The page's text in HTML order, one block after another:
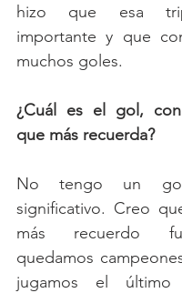
hizo que esa
importante y que
muchos goles.
¿Cuál es el gol,
que más recuerda?
No tengo un
significativo. Creo
más recuerdo
quedamos
jugamos el último